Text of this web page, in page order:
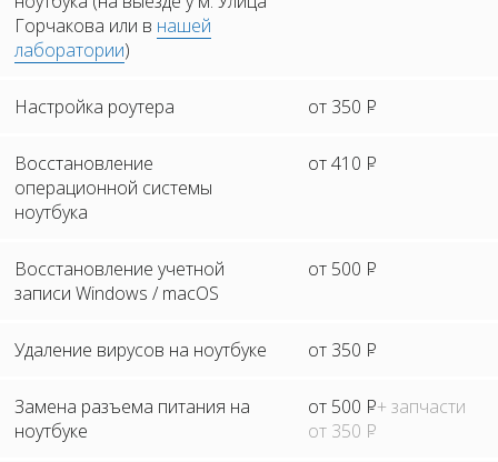
Горчакова или в нашей
лаборатории)
Настройка роутера от 350 Р
Восстановление
операционной системы
ноутбука
от 410 Р
Восстановление учетной
записи Windows / macOS
от 500 Р
Удаление вирусов на ноутбуке от 350 Р
Замена разъема питания на
ноутбуке
от 500 Р+ запчасти
от 350 Р